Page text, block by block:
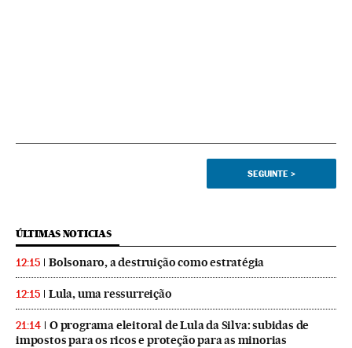
SEGUINTE >
ÚLTIMAS NOTICIAS
12:15 Bolsonaro, a destruição como estratégia
12:15 Lula, uma ressurreição
21:14
O programa eleitoral de Lula da Silva: subidas de
impostos para os ricos e proteção para as minorias